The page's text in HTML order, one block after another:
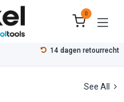
0
14 dagen retourrecht
See All